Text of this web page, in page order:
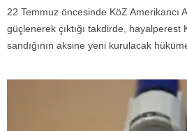
22 Temmuz öncesinde KöZ Amerikancı
güçlenerek çıktığı takdirde, hayalperest
sandığının aksine yeni kurulacak